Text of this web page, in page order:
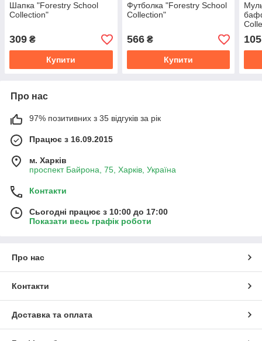
Шапка "Forestry School
Collection"
309 ₴
Купити
Футболка "Forestry School
Collection"
566₴
Купити
105
Про нас
97% позитивних з 35 відгуків за рік
Працює з 16.09.2015
м. Харків
проспект Байрона, 75, Харків, Україна
Контакти
Сьогодні працює з 10:00 до 17:00
Показати весь графік роботи
Про нас
Контакти
Доставка та оплата